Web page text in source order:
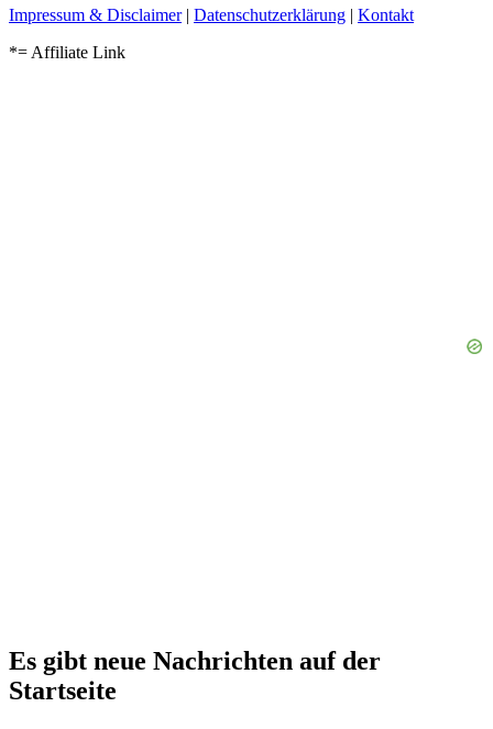
Impressum & Disclaimer| Datenschutzerklärung | Kontakt
*= Affiliate Link
Es gibt neue Nachrichten auf der
Startseite